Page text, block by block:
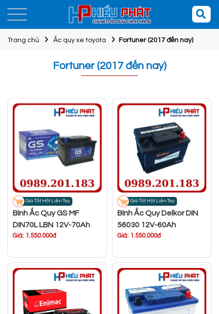
Trang chủ Ắc quy xe toyota Fortuner (2017 đến nay)
Fortuner (2017 đến nay)
Giá Tốt Hốt Liền Tay
Bình Ắc Quy GS MF
DIN70L LBN 12V-70Ah
Giá: 1.550.000đ
Giá Tốt Hốt Liền Tay
Bình Ắc Quy Delkor DIN
56030 12V-60Ah
Giá: 1.550.000đ